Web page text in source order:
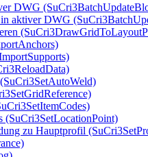
DWG
aktiver DWG
(SuCri3SetLocationPoint)
zu Hauptprofil